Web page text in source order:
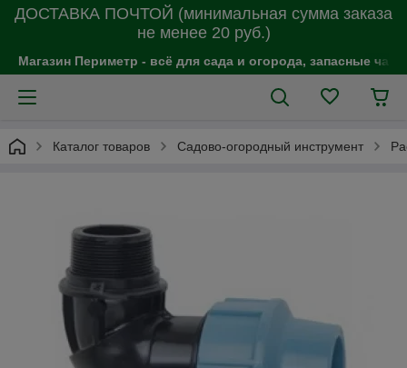
ДОСТАВКА ПОЧТОЙ (минимальная сумма заказа
не менее 20 руб.)
Магазин Периметр - всё для сада и огорода, запасные
Каталог товаров Садово-огородный инструмент